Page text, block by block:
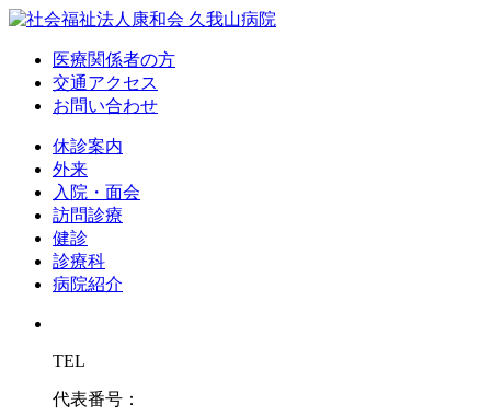
医療関係者の方
交通アクセス
お問い合わせ
休診案内
外来
入院・面会
訪問診療
健診
診療科
病院紹介
TEL
代表番号：